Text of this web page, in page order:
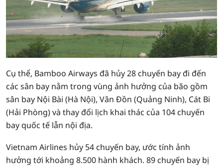
Cụ thể, Bamboo Airways đã hủy 28 chuyến bay đi đến
các sân bay nằm trong vùng ảnh hưởng của bão gồm
sân bay Nội Bài (Hà Nội), Vân Đồn (Quảng Ninh), Cát Bi
(Hải Phòng) và thay đổi lịch khai thác của 104 chuyến
bay quốc tế lẫn nội địa.
Vietnam Airlines hủy 54 chuyến bay, ước tính ảnh
hưởng tới khoảng 8.500 hành khách. 89 chuyến bay bị